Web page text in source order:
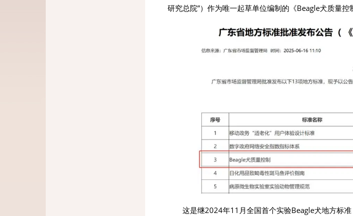
研究总院”）作为唯一起草单位编制的《Beagle犬质量
这是继2024年11月全国首个实验Beagle犬地方标